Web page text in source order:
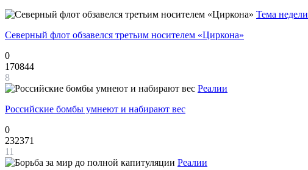
Тема недели
Северный флот обзавелся третьим носителем «Циркона»
0
170844
8
Реалии
Российские бомбы умнеют и набирают вес
0
232371
11
Реалии